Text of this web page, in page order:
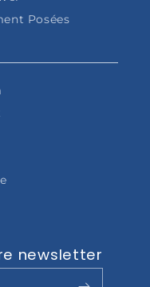
Posées
newsletter